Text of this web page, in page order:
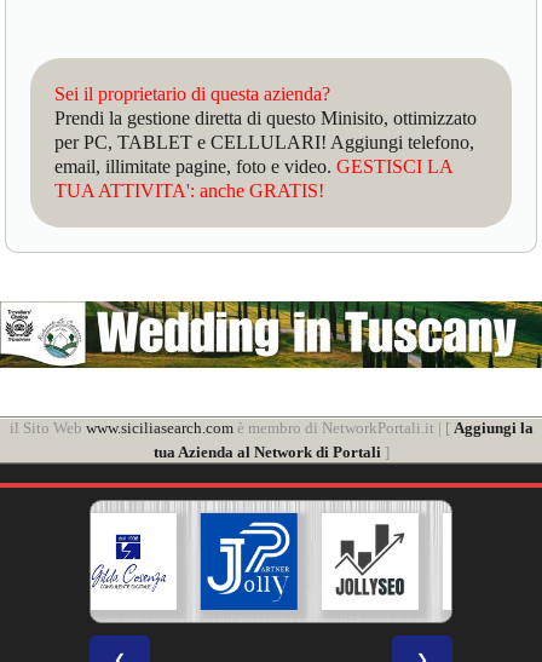
Sei il proprietario di questa azienda?
Prendi la gestione diretta di questo Minisito, ottimizzato
per PC, TABLET e CELLULARI! Aggiungi telefono,
email, illimitate pagine, foto e video.GESTISCI LA
TUA ATTIVITA': anche GRATIS!
il Sito Web www.siciliasearch.comè membro di NetworkPortali.it | [ Aggiungi la
tua Azienda al Network di Portali]